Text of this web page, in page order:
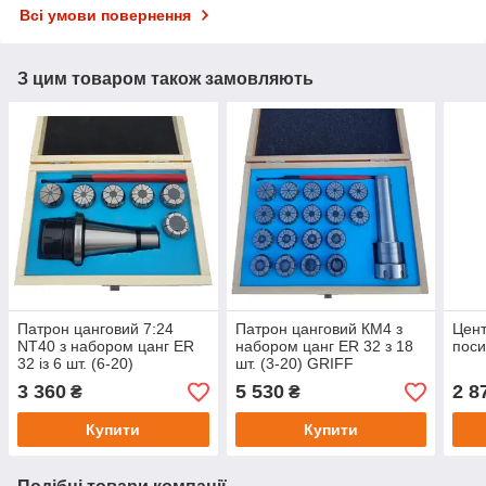
Всі умови повернення
З цим товаром також замовляють
Патрон цанговий 7:24
NT40 з набором цанг ЕR
32 із 6 шт. (6-20)
3 360 ₴
Купити
Патрон цанговий КМ4 з
набором цанг ЕR 32 з 18
шт. (3-20) GRIFF
5 530₴
Купити
2